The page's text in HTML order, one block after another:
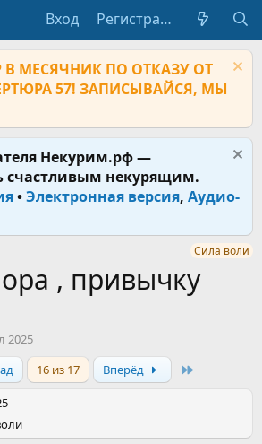
Вход Регистрация
В МЕСЯЧНИК ПО ОТКАЗУ ОТ
57! ЗАПИСЫВАЙСЯ, МЫ
Некурим.рф —
счастливым некурящим.
•Электронная версия, Аудио-
Сила воли
, привычку
2025
16 из 17 Вперёд